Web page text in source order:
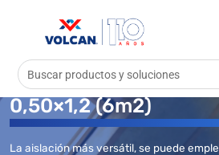
Aislan colchoneta
0,50×1,2 (6m2)
La aislación más versátil, se puede